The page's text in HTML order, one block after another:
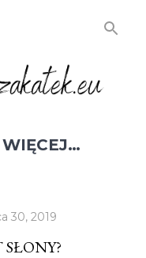
WIĘCEJ…
30, 2019